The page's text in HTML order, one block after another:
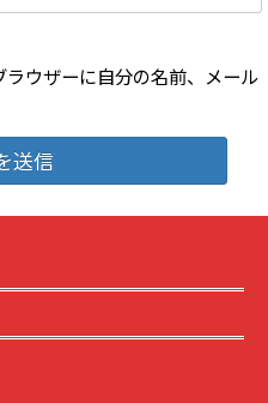
ウザーに自分の名前、メール